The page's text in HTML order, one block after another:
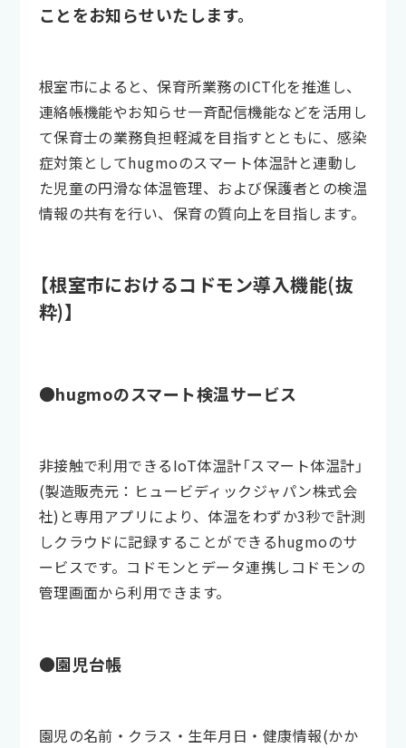
ことをお知らせいたします。
根室市によると、保育所業務のICT化を推進し、
連絡帳機能やお知らせ一斉配信機能などを活用し
て保育士の業務負担軽減を目指すとともに、感染
症対策としてhugmoのスマート体温計と連動し
た児童の円滑な体温管理、および保護者との検温
情報の共有を行い、保育の質向上を目指します。
【根室市におけるコドモン導入機能(抜
粋)】
●hugmoのスマート検温サービス
非接触で利用できるIoT体温計「スマート体温計」
(製造販売元：ヒュービディックジャパン株式会
社)と専用アプリにより、体温をわずか3秒で計測
しクラウドに記録することができるhugmoのサ
ービスです。コドモンとデータ連携しコドモンの
管理画面から利用できます。
●園児台帳
園児の名前・クラス・生年月日・健康情報(かか